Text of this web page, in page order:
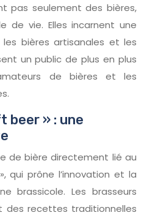
pas seulement des bières,
de vie. Elles incarnent une
bières artisanales et les
un public de plus en plus
de bières et les
beer » : une
de bière directement lié au
qui prône l’innovation et la
brassicole. Les brasseurs
des recettes traditionnelles